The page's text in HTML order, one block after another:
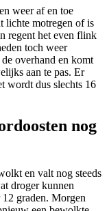
weer af en toe
lichte motregen of is
regent het even flink
toch weer
overhand en komt
aan te pas. Er
wordt dus slechts 16
nog
en valt nog steeds
droger kunnen
graden. Morgen